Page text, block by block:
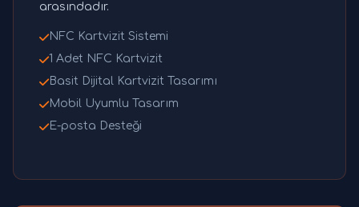
arasındadır.
NFC Kartvizit Sistemi
1 Adet NFC Kartvizit
Basit Dijital Kartvizit Tasarımı
Mobil Uyumlu Tasarım
E-posta Desteği